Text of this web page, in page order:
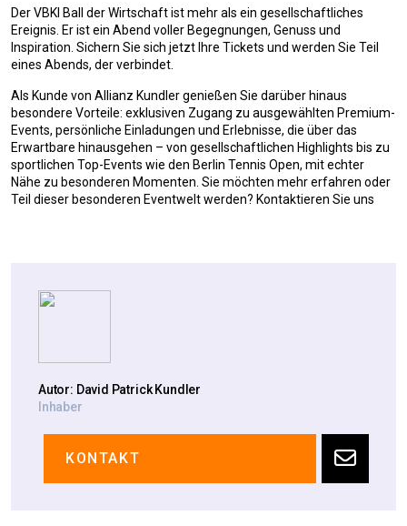
Der VBKI Ball der Wirtschaft ist mehr als ein gesellschaftliches
Ereignis. Er ist ein Abend voller Begegnungen, Genuss und
Inspiration. Sichern Sie sich jetzt Ihre Tickets und werden Sie Teil
eines Abends, der verbindet.
Als Kunde von Allianz Kundler genießen Sie darüber hinaus
besondere Vorteile: exklusiven Zugang zu ausgewählten Premium-
Events, persönliche Einladungen und Erlebnisse, die über das
Erwartbare hinausgehen – von gesellschaftlichen Highlights bis zu
sportlichen Top-Events wie den Berlin Tennis Open, mit echter
Nähe zu besonderen Momenten. Sie möchten mehr erfahren oder
Teil dieser besonderen Eventwelt werden? Kontaktieren Sie uns
Autor: David Patrick Kundler
Inhaber
KONTAKT